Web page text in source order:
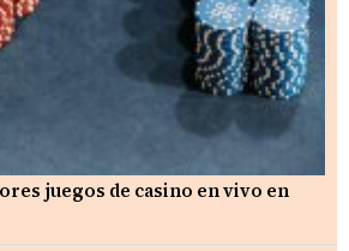
juegos de casino en vivo en